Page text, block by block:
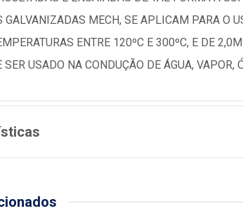
GALVANIZADAS MECH, SE APLICAM PARA O
ENTRE 120ºC E 300ºC, E DE
SER USADO NA CONDUÇÃO DE ÁGUA,